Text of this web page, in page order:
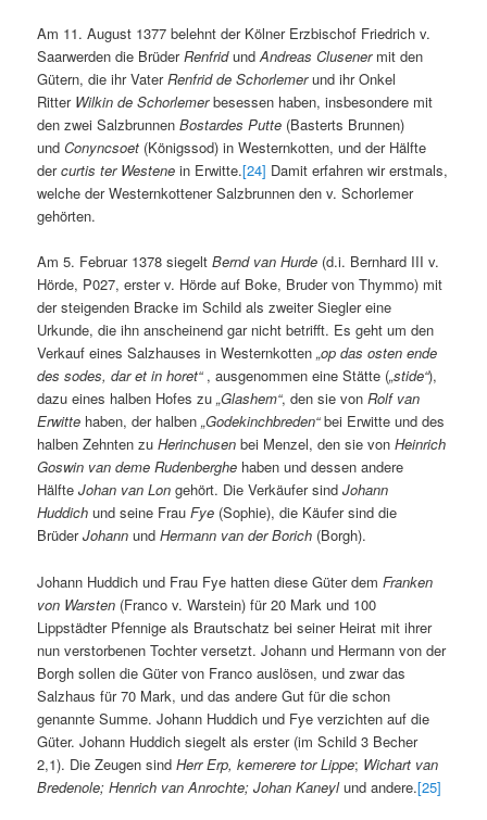
Am 11. August 1377 belehnt der Kölner Erzbischof Friedrich v.
Saarwerden die BrüderRenfridundAndreas Clusenermit den
Gütern, die ihr VaterRenfrid de Schorlemerund ihr Onkel
RitterWilkin de Schorlemerbesessen haben, insbesondere mit
den zwei SalzbrunnenBostardes Putte (Basterts Brunnen)
undConyncsoet (Königssod) in Westernkotten, und der Hälfte
dercurtis ter Westene in Erwitte.[24] Damit erfahren wir erstmals,
welche der Westernkottener Salzbrunnen den v. Schorlemer
gehörten.
Am 5. Februar 1378 siegeltBernd van Hurde (d.i. Bernhard III v.
Hörde, P027, erster v. Hörde auf Boke, Bruder von Thymmo) mit
der steigenden Bracke im Schild als zweiter Siegler eine
Urkunde, die ihn anscheinend gar nicht betrifft. Es geht um den
Verkauf eines Salzhauses in Westernkotten„op das osten ende
des sodes, dar et in horet“, ausgenommen eine Stätte („stide“),
dazu eines halben Hofes zu„Glashem“, den sie vonRolf van
Erwitte haben, der halben„Godekinchbreden“bei Erwitte und des
halben Zehnten zuHerinchusen bei Menzel, den sie vonHeinrich
Goswin van deme Rudenberghe haben und dessen andere
HälfteJohan van Lon gehört. Die Verkäufer sindJohann
Huddich und seine FrauFye (Sophie), die Käufer sind die
BrüderJohann undHermann van der Borich (Borgh).
Johann Huddich und Frau Fye hatten diese Güter demFranken
von Warsten (Franco v. Warstein) für 20 Mark und 100
Lippstädter Pfennige als Brautschatz bei seiner Heirat mit ihrer
nun verstorbenen Tochter versetzt. Johann und Hermann von der
Borgh sollen die Güter von Franco auslösen, und zwar das
Salzhaus für 70 Mark, und das andere Gut für die schon
genannte Summe. Johann Huddich und Fye verzichten auf die
Güter. Johann Huddich siegelt als erster (im Schild 3 Becher
2,1). Die Zeugen sindHerr Erp, kemerere tor Lippe; Wichart van
Bredenole; Henrich van Anrochte; Johan Kaneylund andere.[25]